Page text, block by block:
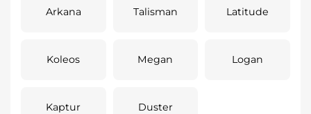
Arkana Talisman Latitude
Koleos Megan Logan
Kaptur Duster